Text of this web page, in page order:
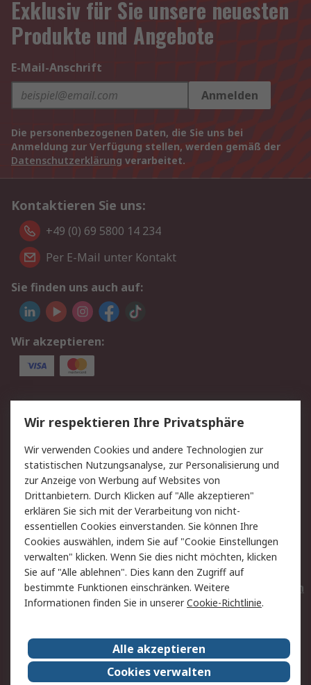
Exklusiv für Sie unsere neuesten
Produkte und Angebote
E-Mail-Anschrift
Anmelden
Die personenbezogenen Daten, die Sie uns bei
Anmeldung zur Verfügung stellen, werden gemäß der
Datenschutzerklärung verarbeitet.
Kontaktieren Sie uns:
+49 (0) 69 5800 14 234
Per E-Mail unter Kontakt
Sie finden uns auch auf:
Wir akzeptieren:
Service
Value Added Services
Lieferlösungen
Rücksendungen
Kontakt
Hilfe
Privatkunden
Rechtliches
AGB
Datenschutz
Cookie-Richtlinie
Zahlungsbedingungen
Copyright/Impressum
Entsorgung
Elektrogeräte/Batterien
RS weltweit
Karriere bei RS
Nachhaltigkeit
Wir respektieren Ihre Privatsphäre
Wir verwenden Cookies und andere Technologien zur
statistischen Nutzungsanalyse, zur Personalisierung und
zur Anzeige von Werbung auf Websites von
Drittanbietern. Durch Klicken auf "Alle akzeptieren"
erklären Sie sich mit der Verarbeitung von nicht-
essentiellen Cookies einverstanden. Sie können Ihre
Cookies auswählen, indem Sie auf "Cookie Einstellungen
verwalten" klicken. Wenn Sie dies nicht möchten, klicken
Sie auf "Alle ablehnen". Dies kann den Zugriff auf
bestimmte Funktionen einschränken. Weitere
Informationen finden Sie in unsererCookie-Richtlinie.
Alle akzeptieren
Cookies verwalten